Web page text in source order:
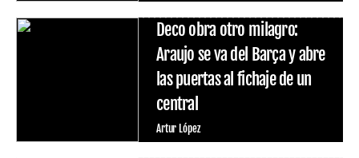
Deco obra otro milagro:
Araujo se va del Barça y abre
las puertas al fichaje de un
central
Artur López